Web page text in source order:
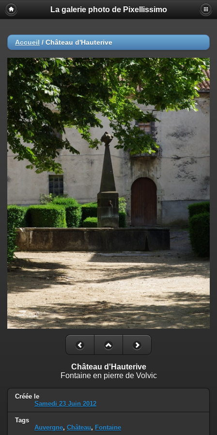
La galerie photo de Pixellissimo
Accueil / Château d'Hauterive
Château d'Hauterive
Fontaine en pierre de Volvic
Créée le
Samedi 23 Juin 2012
Tags
Auvergne, Château, Fontaine